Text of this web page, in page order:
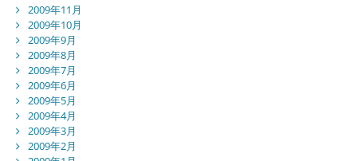
2009年11月
2009年10月
2009年9月
2009年8月
2009年7月
2009年6月
2009年5月
2009年4月
2009年3月
2009年2月